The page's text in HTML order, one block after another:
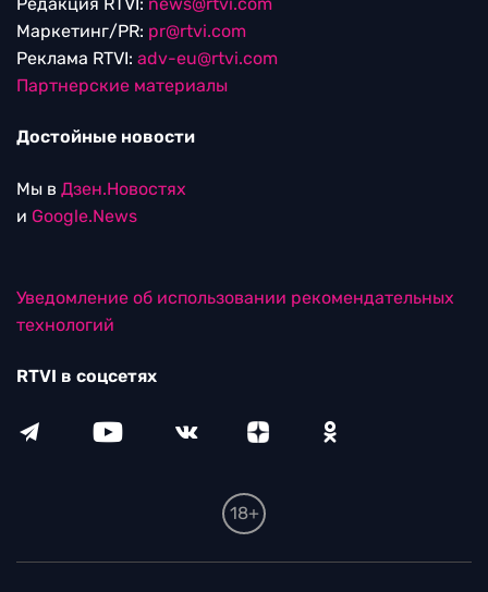
Маркетинг/PR: pr@rtvi.com
Реклама RTVI: adv-eu@rtvi.com
Партнерские материалы
Достойные новости
Мы в Дзен.Новостях
и Google.News
Уведомление об использовании рекомендательных
технологий
RTVI в соцсетях
18+